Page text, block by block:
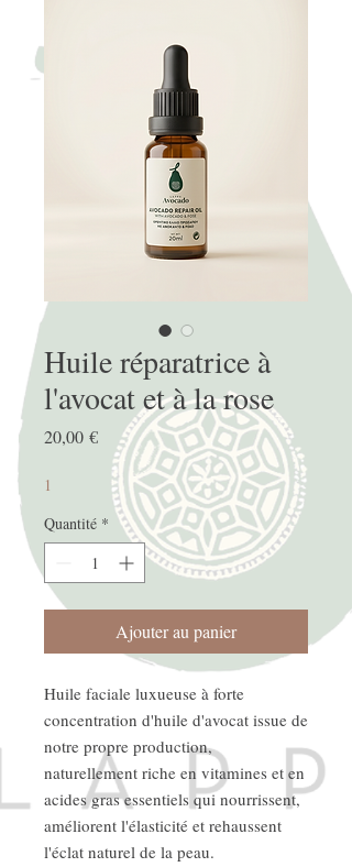
Huile réparatrice à
l'avocat et à la rose
20,00 €Prix
1
Quantité *
Ajouter au panier
Huile faciale luxueuse à forte
concentration d'huile d'avocat issue de
notre propre production,
naturellement riche en vitamines et en
acides gras essentiels qui nourrissent,
améliorent l'élasticité et rehaussent
l'éclat naturel de la peau.